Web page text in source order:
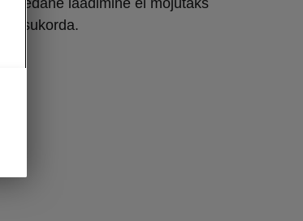
laadimine ei mõjutaks